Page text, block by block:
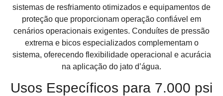
sistemas de resfriamento otimizados e equipamentos de
proteção que proporcionam operação confiável em
cenários operacionais exigentes. Conduítes de pressão
extrema e bicos especializados complementam o
sistema, oferecendo flexibilidade operacional e acurácia
na aplicação do jato d’água.
Usos Específicos para 7.000 psi